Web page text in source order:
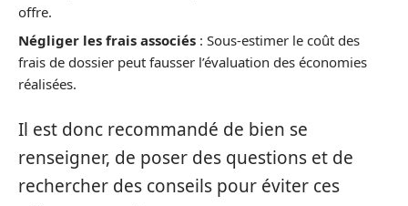
offre.
Négliger les frais associés : Sous-estimer le coût des
frais de dossier peut fausser l’évaluation des économies
réalisées.
Il est donc recommandé de bien se
renseigner, de poser des questions et de
rechercher des conseils pour éviter ces